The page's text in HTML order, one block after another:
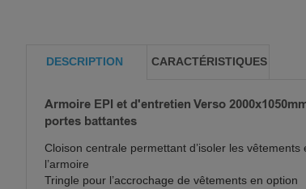
DESCRIPTION
Armoire EPI et d'entretien Verso
portes battantes
Cloison centrale permettant d’isoler les
l’armoire
Tringle pour l’accrochage de vêtements en option
CARACTÉRISTIQUES